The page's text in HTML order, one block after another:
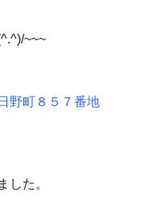
~~~
野町８５７番地
した。